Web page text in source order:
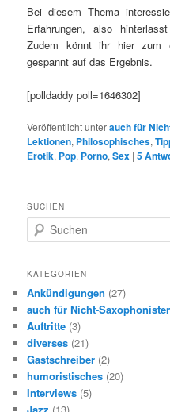
Bei diesem Thema
Erfahrungen, also
Zudem könnt ihr hier zum
gespannt auf das Ergebnis.
[polldaddy poll=1646302]
Veröffentlicht unterauch für
Lektionen, Philosophisches,
Erotik, Pop, Porno,Sex |5
SUCHEN
u
h
n
KATEGORIEN
Ankündigungen (27)
auch für Nicht-
Auftritte (3)
diverses (21)
Gastschreiber (2)
humoristisches (20)
Interviews (5)